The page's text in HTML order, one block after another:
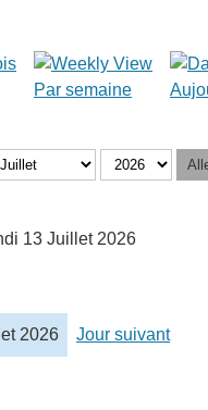
Par semaine
13 Juillet 2026
2026 Jour suivant